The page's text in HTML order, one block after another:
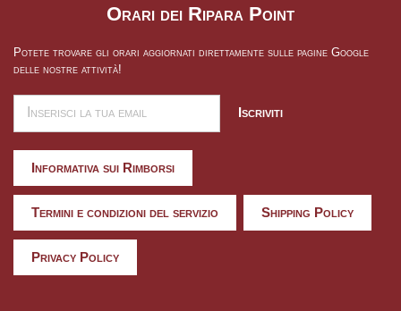
Orari dei Ripara Point
Potete trovare gli orari aggiornati direttamente sulle pagine Google
delle nostre attività!
Iscriviti
Informativa sui Rimborsi
Termini e condizioni del servizio Shipping Policy
Privacy Policy